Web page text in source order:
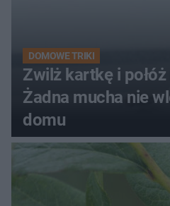
DOMOWE TRIKI
Zwilż kartkę i
Żadna mucha nie
domu